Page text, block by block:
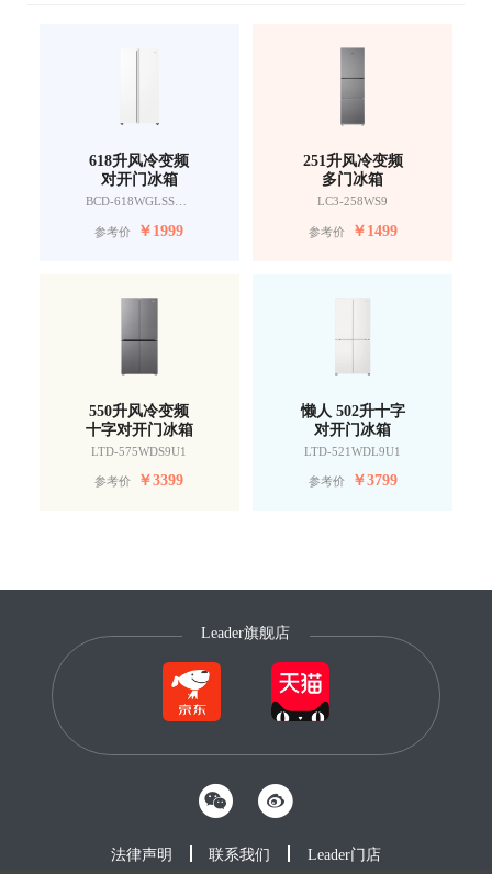
618升风冷变频
对开门冰箱
BCD-618WGLSSEDW9
参考价 ￥1999
251升风冷变频
多门冰箱
LC3-258WS9
参考价 ￥1499
550升风冷变频
十字对开门冰箱
LTD-575WDS9U1
参考价 ￥3399
懒人 502升十字
对开门冰箱
LTD-521WDL9U1
参考价 ￥3799
Leader旗舰店
法律声明 联系我们 Leader门店